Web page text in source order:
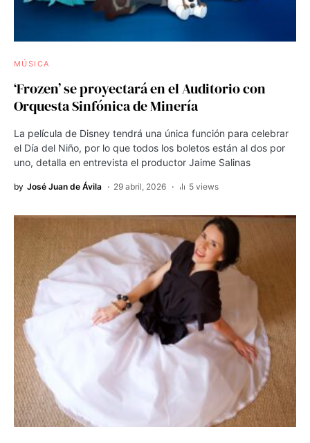
MÚSICA
‘Frozen’ se proyectará en el Auditorio con
Orquesta Sinfónica de Minería
La película de Disney tendrá una única función para celebrar
el Día del Niño, por lo que todos los boletos están al dos por
uno, detalla en entrevista el productor Jaime Salinas
by José Juan de Ávila 29 abril, 2026 5 views